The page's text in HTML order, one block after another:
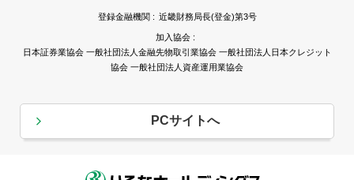
登録金融機関 : 近畿財務局長(登金)第3号
加入協会 :
日本証券業協会 一般社団法人金融先物取引業協会 一般社団法人日本クレジット
協会 一般社団法人資産運用業協会
PCサイトへ